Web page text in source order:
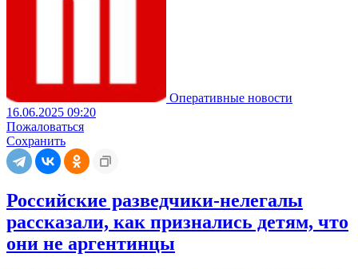
Оперативные новости
16.06.2025 09:20
Пожаловаться
Сохранить
Российские разведчики-нелегалы
рассказали, как признались детям, что
они не аргентинцы